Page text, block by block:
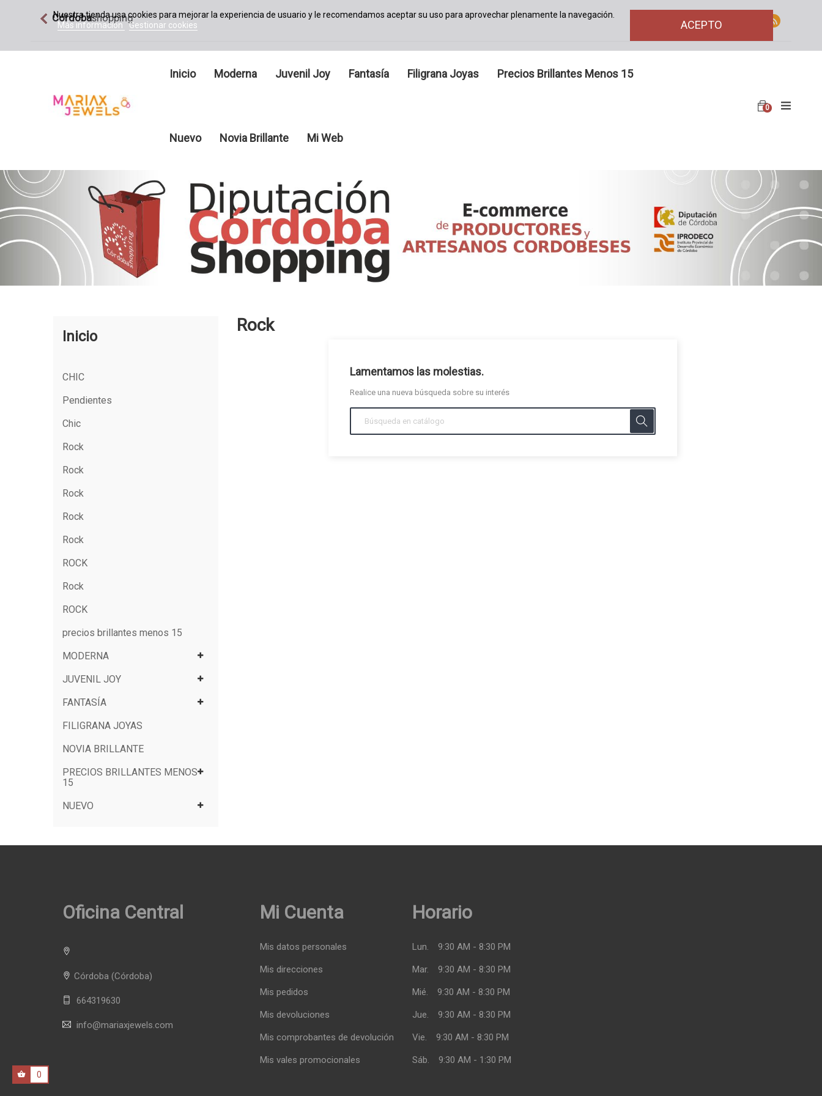
Córdobashopping
Nuestra tienda usa cookies para mejorar la experiencia de usuario y le recomendamos aceptar su uso para aprovechar plenamente la navegación.
Más información
Gestionar cookies ACEPTO
Inicio Moderna Juvenil Joy Fantasía Filigrana Joyas Precios Brillantes Menos 15
Nuevo Novia Brillante Mi Web
0
Inicio
CHIC
Pendientes
Chic
Rock
Rock
Rock
Rock
Rock
ROCK
Rock
ROCK
precios brillantes menos 15
MODERNA
JUVENIL JOY
FANTASÍA
FILIGRANA JOYAS
NOVIA BRILLANTE
PRECIOS BRILLANTES MENOS
15
NUEVO
Rock
Lamentamos las molestias.
Realice una nueva búsqueda sobre su interés
Oficina Central
Córdoba (Córdoba)
664319630
info@mariaxjewels.com
Mi Cuenta
Mis datos personales
Mis direcciones
Mis pedidos
Mis devoluciones
Mis comprobantes de devolución
Mis vales promocionales
Horario
Lun. 9:30 AM - 8:30 PM
Mar. 9:30 AM - 8:30 PM
Mié. 9:30 AM - 8:30 PM
Jue. 9:30 AM - 8:30 PM
Vie. 9:30 AM - 8:30 PM
Sáb. 9:30 AM - 1:30 PM
0